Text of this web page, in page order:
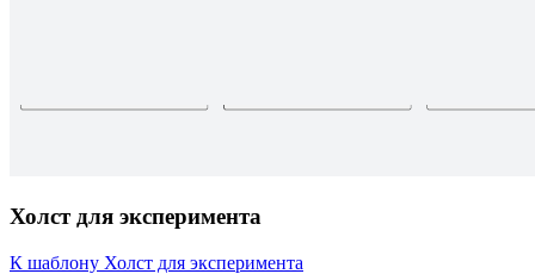
Холст для эксперимента
К шаблону Холст для эксперимента